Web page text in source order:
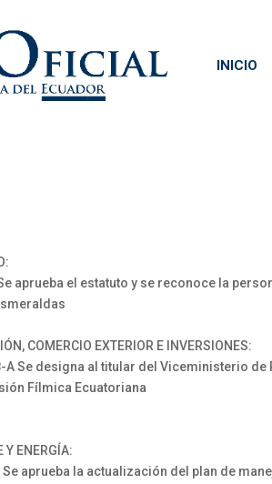
INICIO
aprueba el estatuto y se reconoce la
COMERCIO EXTERIOR E INVERSIONES:
A Se designa al titular del Viceministerio
Fílmica Ecuatoriana
Y ENERGÍA:
Se aprueba la actualización del plan de